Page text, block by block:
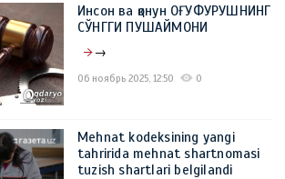
Инсон ва қонун ОҒУФУРУШНИНГ
СЎНГГИ ПУШАЙМОНИ
→
06 ноябрь 2025, 12:50 0
Mehnat kodeksining yangi
tahririda mehnat shartnomasi
tuzish shartlari belgilandi